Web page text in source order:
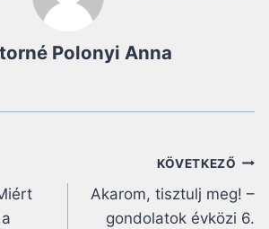
Polonyi Anna
KÖVETKEZŐ
Akarom, tisztulj meg! –
gondolatok évközi 6.